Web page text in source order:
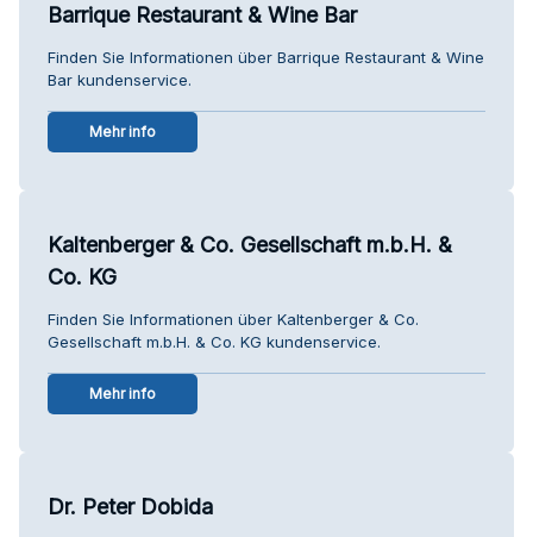
Barrique Restaurant & Wine Bar
Finden Sie Informationen über Barrique Restaurant & Wine
Bar kundenservice.
Mehr info
Kaltenberger & Co. Gesellschaft m.b.H. &
Co. KG
Finden Sie Informationen über Kaltenberger & Co.
Gesellschaft m.b.H. & Co. KG kundenservice.
Mehr info
Dr. Peter Dobida